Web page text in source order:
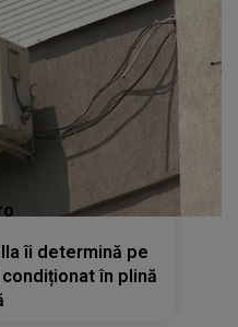
îi determină pe
în plină